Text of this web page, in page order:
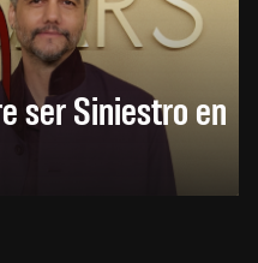
ser Siniestro en